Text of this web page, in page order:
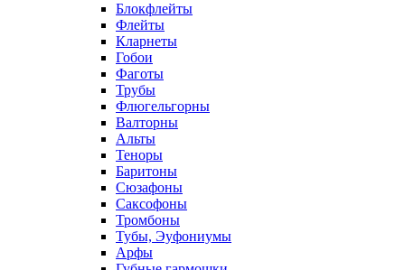
Блокфлейты
Флейты
Кларнеты
Гобои
Фаготы
Трубы
Флюгельгорны
Валторны
Альты
Теноры
Баритоны
Сюзафоны
Саксофоны
Тромбоны
Тубы, Эуфониумы
Арфы